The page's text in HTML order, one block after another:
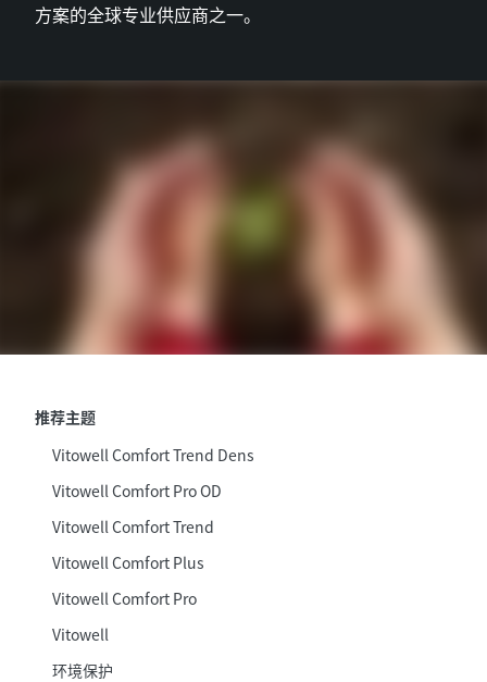
方案的全球专业供应商之一。
推荐主题
Vitowell Comfort Trend Dens
Vitowell Comfort Pro OD
Vitowell Comfort Trend
Vitowell Comfort Plus
Vitowell Comfort Pro
Vitowell
环境保护